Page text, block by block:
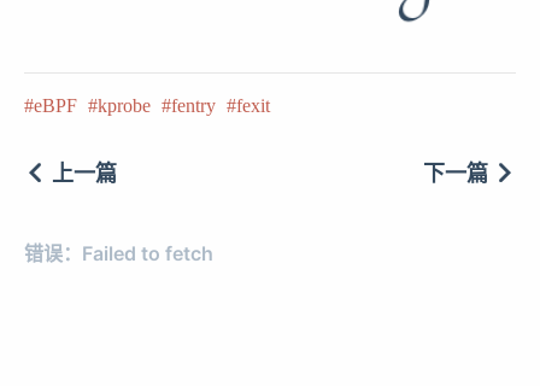
eBPF kprobe fentry fexit
上一篇 下一篇